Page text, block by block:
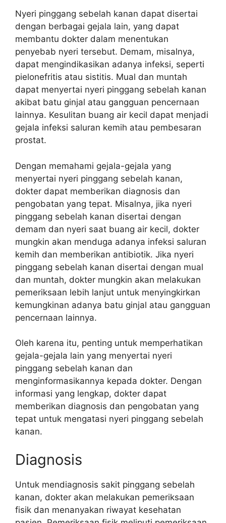
Nyeri pinggang sebelah kanan dapat disertai
dengan berbagai gejala lain, yang dapat
membantu dokter dalam menentukan
penyebab nyeri tersebut. Demam, misalnya,
dapat mengindikasikan adanya infeksi, seperti
pielonefritis atau sistitis. Mual dan muntah
dapat menyertai nyeri pinggang sebelah kanan
akibat batu ginjal atau gangguan pencernaan
lainnya. Kesulitan buang air kecil dapat menjadi
gejala infeksi saluran kemih atau pembesaran
prostat.
Dengan memahami gejala-gejala yang
menyertai nyeri pinggang sebelah kanan,
dokter dapat memberikan diagnosis dan
pengobatan yang tepat. Misalnya, jika nyeri
pinggang sebelah kanan disertai dengan
demam dan nyeri saat buang air kecil, dokter
mungkin akan menduga adanya infeksi saluran
kemih dan memberikan antibiotik. Jika nyeri
pinggang sebelah kanan disertai dengan mual
dan muntah, dokter mungkin akan melakukan
pemeriksaan lebih lanjut untuk menyingkirkan
kemungkinan adanya batu ginjal atau gangguan
pencernaan lainnya.
Oleh karena itu, penting untuk memperhatikan
gejala-gejala lain yang menyertai nyeri
pinggang sebelah kanan dan
menginformasikannya kepada dokter. Dengan
informasi yang lengkap, dokter dapat
memberikan diagnosis dan pengobatan yang
tepat untuk mengatasi nyeri pinggang sebelah
kanan.
Diagnosis
Untuk mendiagnosis sakit pinggang sebelah
kanan, dokter akan melakukan pemeriksaan
fisik dan menanyakan riwayat kesehatan